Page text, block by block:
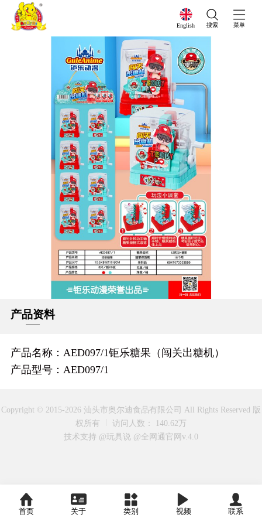
首页 关于 类别 视频 联系
English 搜索 菜单
产品资料
产品名称：AED097/1钜乐糖果（闯关出糖机）
产品型号：AED097/1
Copyright © 2015-2026 汕头市奥尔迪食品有限公司 All Rights Reserved 版
权所有
访问人数： 140.62万
技术支持 @玩具说 @全网通官网v.4.0